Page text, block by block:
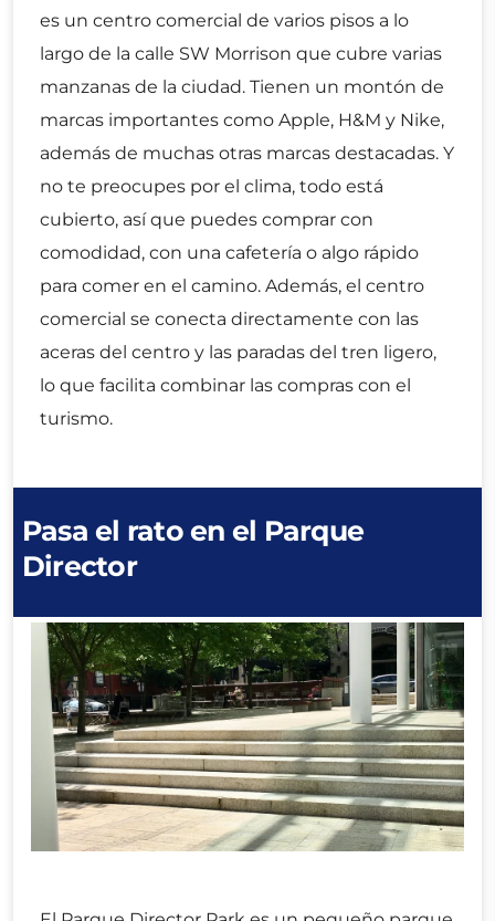
es un centro comercial de varios pisos a lo
largo de la calle SW Morrison que cubre varias
manzanas de la ciudad. Tienen un montón de
marcas importantes como Apple, H&M y Nike,
además de muchas otras marcas destacadas. Y
no te preocupes por el clima, todo está
cubierto, así que puedes comprar con
comodidad, con una cafetería o algo rápido
para comer en el camino. Además, el centro
comercial se conecta directamente con las
aceras del centro y las paradas del tren ligero,
lo que facilita combinar las compras con el
turismo.
Pasa el rato en el Parque
Director